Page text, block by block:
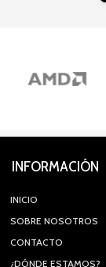
INFORMACIÓN
INICIO
SOBRE NOSOTROS
CONTACTO
¿DÓNDE ESTAMOS?